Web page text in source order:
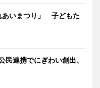
あいまつり」 子どもた
連携でにぎわい創出、